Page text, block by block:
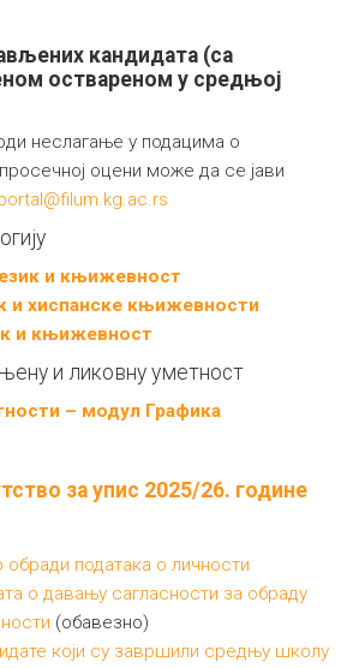
кандидата (са
оствареном у средњој
неслагање у подацима о
оцени може да се јави
и књижевност
и хиспанске књижевности
и књижевност
и ликовну уметност
– модул Графика
за упис 2025/26. године
података о личности
о давању сагласности за обраду
(обавезно)
који су завршили средњу школу